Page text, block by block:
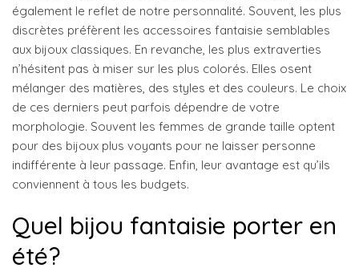
également le reflet de notre personnalité. Souvent, les plus
discrètes préfèrent les accessoires fantaisie semblables
aux bijoux classiques. En revanche, les plus extraverties
n’hésitent pas à miser sur les plus colorés. Elles osent
mélanger des matières, des styles et des couleurs. Le choix
de ces derniers peut parfois dépendre de votre
morphologie. Souvent les femmes de grande taille optent
pour des bijoux plus voyants pour ne laisser personne
indifférente à leur passage. Enfin, leur avantage est qu’ils
conviennent à tous les budgets.
Quel bijou fantaisie porter en
été?